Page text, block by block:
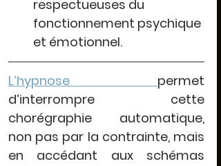
respectueuses du
fonctionnement psychique
et émotionnel.
L’hypnose permet
d’interrompre cette
chorégraphie automatique,
non pas par la contrainte, mais
en accédant aux schémas